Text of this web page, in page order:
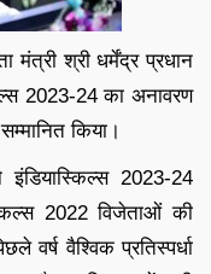
मंत्री श्री धर्मेंद्र प्रधान
2023-24 का अनावरण
किया।
2023-24
2022 विजेताओं की
वर्ष वैश्विक प्रतिस्पर्धा